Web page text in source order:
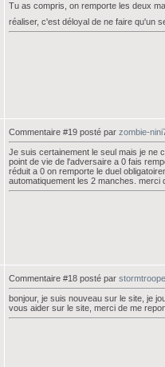
Tu as compris, on remporte les deux
réaliser, c'est déloyal de ne faire qu'un
Commentaire #19 posté par zombie-
Je suis certainement le seul mais je ne
point de vie de l'adversaire a 0 fais
réduit a 0 on remporte le duel
automatiquement les 2 manches. merci
Commentaire #18 posté par
bonjour, je suis nouveau sur le site, je
vous aider sur le site, merci de me